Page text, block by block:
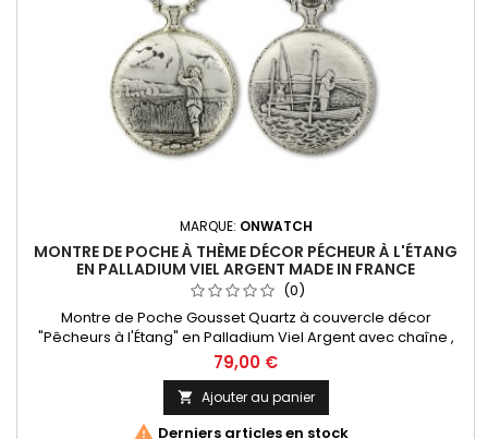
MARQUE: ONWATCH
MONTRE DE POCHE À THÈME DÉCOR PÉCHEUR À L'ÉTANG
EN PALLADIUM VIEL ARGENT MADE IN FRANCE
(0)
Montre de Poche Gousset Quartz à couvercle décor
"Pêcheurs à l'Étang" en Palladium Viel Argent avec chaîne ,
Chiffres Arabes. Mouvement Ronda 515 Swiss Parts, 3 aiguilles
et dateur à 3h. Fabrication Française Garantie 2 ans
79,00 €
 Ajouter au panier
 Derniers articles en stock